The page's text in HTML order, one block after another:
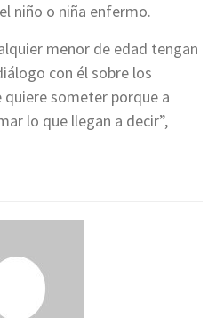
niño o niña enfermo.
menor de edad tengan
con él sobre los
someter porque a
lo que llegan a decir”,